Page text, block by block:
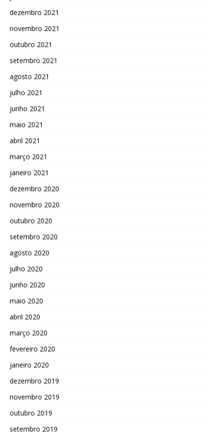
dezembro 2021
novembro 2021
outubro 2021
setembro 2021
agosto 2021
julho 2021
junho 2021
maio 2021
abril 2021
março 2021
janeiro 2021
dezembro 2020
novembro 2020
outubro 2020
setembro 2020
agosto 2020
julho 2020
junho 2020
maio 2020
abril 2020
março 2020
fevereiro 2020
janeiro 2020
dezembro 2019
novembro 2019
outubro 2019
setembro 2019